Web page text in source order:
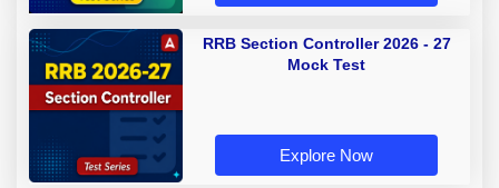
RRB Section Controller 2026 - 27
Mock Test
Explore Now